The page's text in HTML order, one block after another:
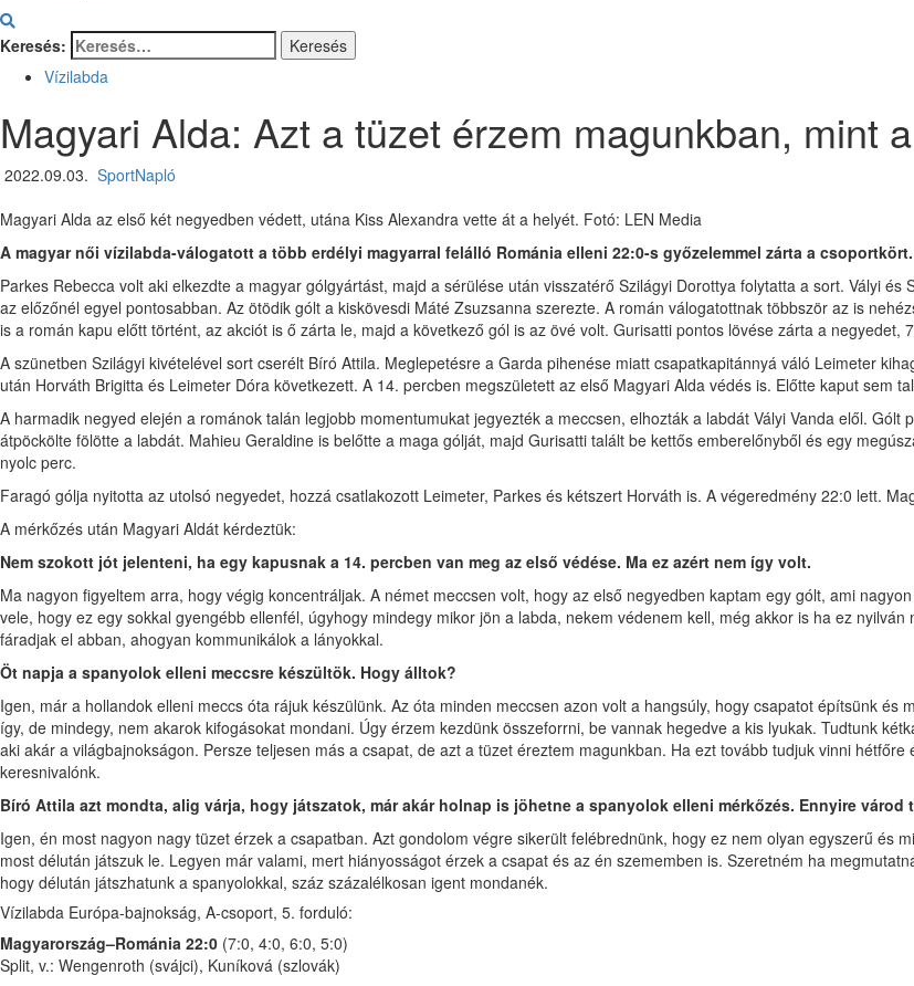
Keresés:
Vízilabda
Magyari Alda: Azt a tüzet érzem magunkban, mint
2022.09.03. SportNapló
Magyari Alda az első két negyedben védett, utána Kiss Alexandra vette át a helyét. Fotó: LEN Media
A magyar női vízilabda-válogatott a több erdélyi magyarral felálló Románia elleni 22:0-s győzelemmel zárta a csoportkört.
Parkes Rebecca volt aki elkezdte a magyar gólgyártást, majd a sérülése után visszatérő Szilágyi Dorottya folytatta a sort. Vályi
az előzőnél egyel pontosabban. Az ötödik gólt a kiskövesdi Máté Zsuzsanna szerezte. A román válogatottnak többször az is
is a román kapu előtt történt, az akciót is ő zárta le, majd a következő gól is az övé volt. Gurisatti pontos lövése zárta a negyedet,
A szünetben Szilágyi kivételével sort cserélt Bíró Attila. Meglepetésre a Garda pihenése miatt csapatkapitánnyá váló Leimeter
után Horváth Brigitta és Leimeter Dóra következett. A 14. percben megszületett az első Magyari Alda védés is. Előtte kaput sem
A harmadik negyed elején a románok talán legjobb momentumukat jegyezték a meccsen, elhozták a labdát Vályi Vanda elől.
átpöckölte fölötte a labdát. Mahieu Geraldine is belőtte a maga gólját, majd Gurisatti talált be kettős emberelőnyből és egy
nyolc perc.
Faragó gólja nyitotta az utolsó negyedet, hozzá csatlakozott Leimeter, Parkes és kétszert Horváth is. A végeredmény 22:0 lett.
A mérkőzés után Magyari Aldát kérdeztük:
Nem szokott jót jelenteni, ha egy kapusnak a 14. percben van meg az első védése. Ma ez azért nem így volt.
Ma nagyon figyeltem arra, hogy végig koncentráljak. A német meccsen volt, hogy az első negyedben kaptam egy gólt, ami
vele, hogy ez egy sokkal gyengébb ellenfél, úgyhogy mindegy mikor jön a labda, nekem védenem kell, még akkor is ha ez
fáradjak el abban, ahogyan kommunikálok a lányokkal.
Öt napja a spanyolok elleni meccsre készültök. Hogy álltok?
Igen, már a hollandok elleni meccs óta rájuk készülünk. Az óta minden meccsen azon volt a hangsúly, hogy csapatot építsünk
így, de mindegy, nem akarok kifogásokat mondani. Úgy érzem kezdünk összeforrni, be vannak hegedve a kis lyukak. Tudtunk
aki akár a világbajnokságon. Persze teljesen más a csapat, de azt a tüzet éreztem magunkban. Ha ezt tovább tudjuk vinni
keresnivalónk.
Bíró Attila azt mondta, alig várja, hogy játszatok, már akár holnap is jöhetne a spanyolok elleni mérkőzés. Ennyire várod
Igen, én most nagyon nagy tüzet érzek a csapatban. Azt gondolom végre sikerült felébrednünk, hogy ez nem olyan egyszerű és
most délután játszuk le. Legyen már valami, mert hiányosságot érzek a csapat és az én szememben is. Szeretném ha
hogy délután játszhatunk a spanyolokkal, száz százalélkosan igent mondanék.
Vízilabda Európa-bajnokság, A-csoport, 5. forduló:
Magyarország–Románia 22:0 (7:0, 4:0, 6:0, 5:0)
Split, v.: Wengenroth (svájci), Kuníková (szlovák)